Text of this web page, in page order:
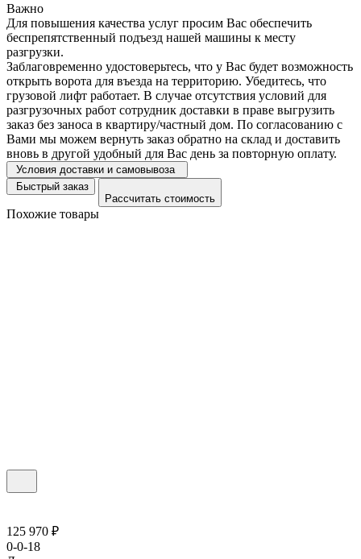
Важно
Для повышения качества услуг просим Вас обеспечить
беспрепятственный подъезд нашей машины к месту
разгрузки.
Заблаговременно удостоверьтесь, что у Вас будет возможность
открыть ворота для въезда на территорию. Убедитесь, что
грузовой лифт работает. В случае отсутствия условий для
разгрузочных работ сотрудник доставки в праве выгрузить
заказ без заноса в квартиру/частный дом. По согласованию с
Вами мы можем вернуть заказ обратно на склад и доставить
вновь в другой удобный для Вас день за повторную оплату.
Условия доставки и самовывоза
Быстрый заказ
Рассчитать стоимость
Похожие товары
125 970 ₽
0-0-18